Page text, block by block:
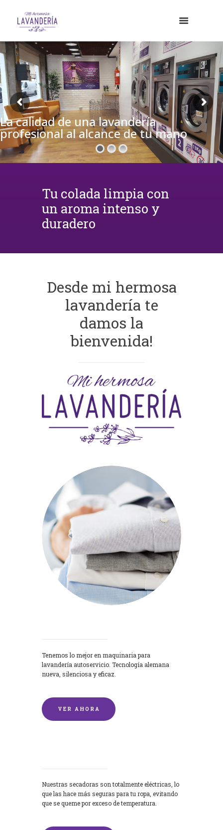
La calidad de una lavandería
profesional al alcance de tu mano
Tu colada limpia con
un aroma intenso y
duradero
Desde mi hermosa
lavandería te
damos la
bienvenida!
Tenemos lo mejor en maquinaria para
lavandería autoservicio. Tecnología alemana
nueva, silenciosa y eficaz.
VER AHORA
Nuestras secadoras son totalmente eléctricas, lo
que las hace más seguras para tu ropa, evitando
que se queme por exceso de temperatura.